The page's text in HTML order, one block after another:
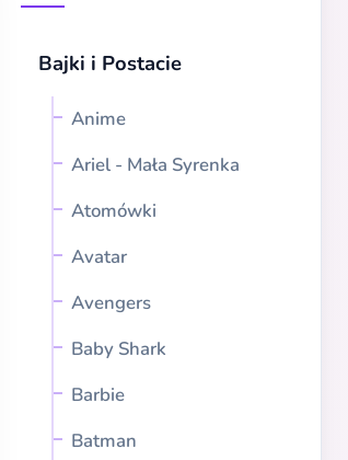
Bajki i Postacie
Anime
Ariel - Mała Syrenka
Atomówki
Avatar
Avengers
Baby Shark
Barbie
Batman